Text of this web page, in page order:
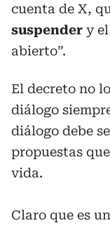
cuenta de X,
suspender y
abierto”.
El decreto no
diálogo
diálogo debe
propuestas
vida.
Claro que es